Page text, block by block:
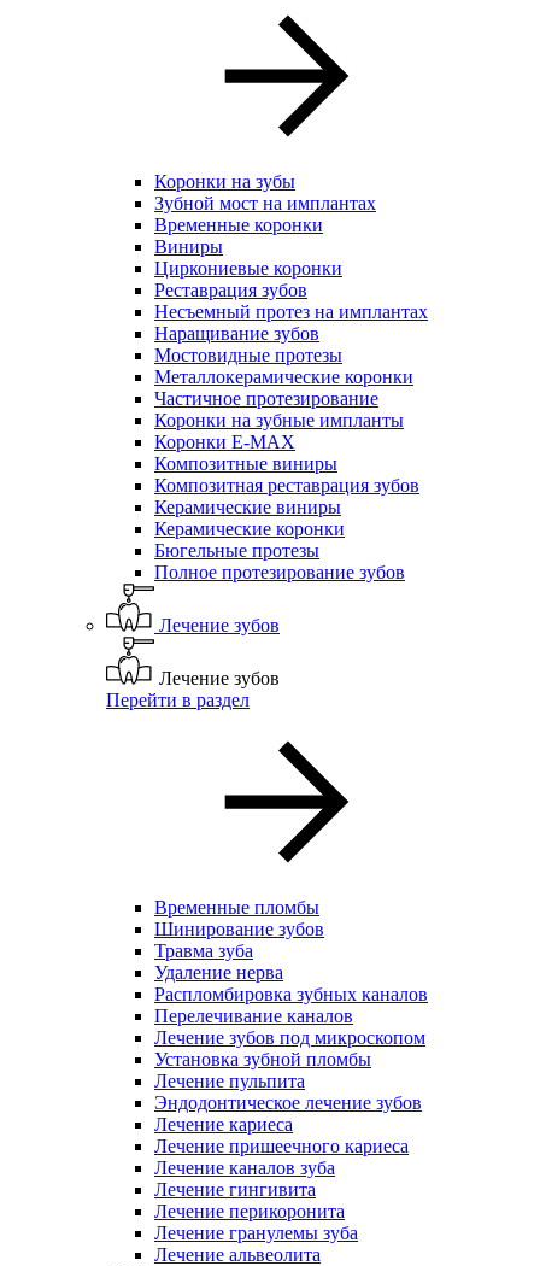
Коронки на зубы
Зубной мост на имплантах
Временные коронки
Виниры
Циркониевые коронки
Реставрация зубов
Несъемный протез на имплантах
Наращивание зубов
Мостовидные протезы
Металлокерамические коронки
Частичное протезирование
Коронки на зубные импланты
Коронки E-MAX
Композитные виниры
Композитная реставрация зубов
Керамические виниры
Керамические коронки
Бюгельные протезы
Полное протезирование зубов
Лечение зубов
Лечение зубов
Перейти в раздел
Временные пломбы
Шинирование зубов
Травма зуба
Удаление нерва
Распломбировка зубных каналов
Перелечивание каналов
Лечение зубов под микроскопом
Установка зубной пломбы
Лечение пульпита
Эндодонтическое лечение зубов
Лечение кариеса
Лечение пришеечного кариеса
Лечение каналов зуба
Лечение гингивита
Лечение перикоронита
Лечение гранулемы зуба
Лечение альвеолита